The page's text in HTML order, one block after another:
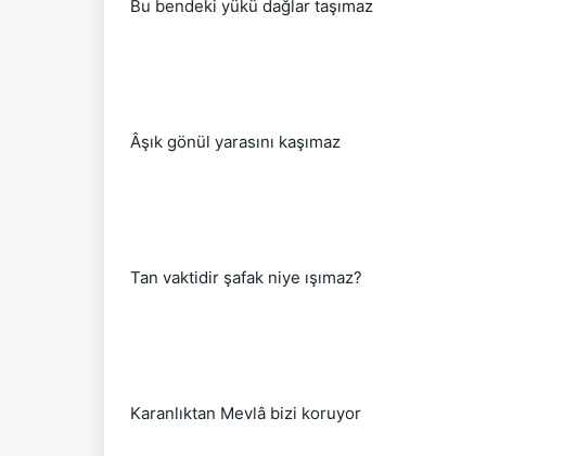
Bu bendeki yükü dağlar taşımaz
Âşık gönül yarasını kaşımaz
Tan vaktidir şafak niye ışımaz?
Karanlıktan Mevlâ bizi koruyor